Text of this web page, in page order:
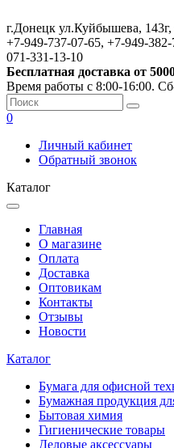
г.Донецк ул.Куйбышева,
+7-949-737-07-65, +7-949-
071-331-13-10
Бесплатная доставка от
Время работы с 8:00-16:00.
0
Личный кабинет
Обратный звонок
Каталог
Главная
О магазине
Оплата
Доставка
Оптовикам
Контакты
Отзывы
Новости
Каталог
Бумага для офисной
Бумажная продукция
Бытовая химия
Гигиенические товары
Деловые аксессуары